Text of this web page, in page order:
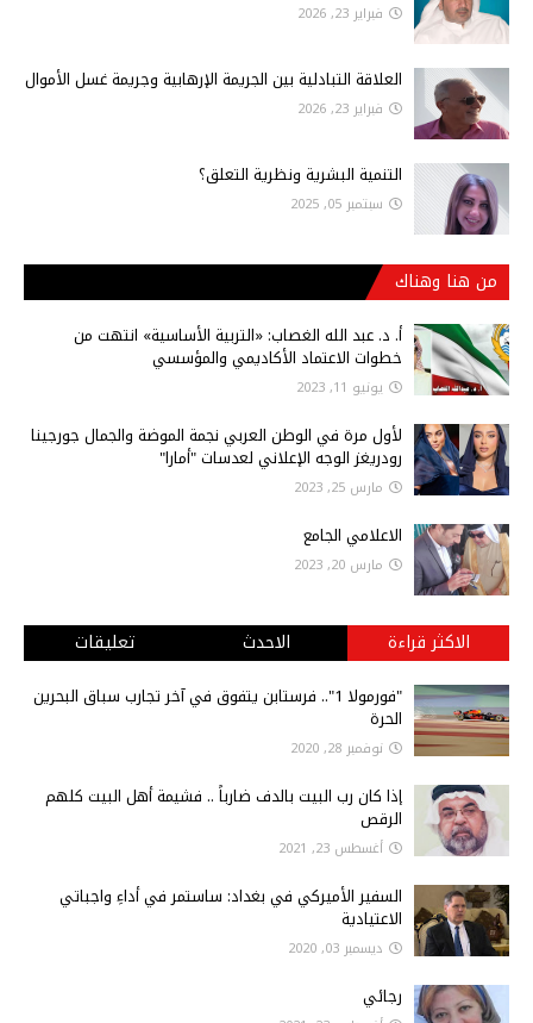
فبراير 23, 2026
العلاقة التبادلية بين الجريمة الإرهابية وجريمة غسل الأموال
فبراير 23, 2026
التنمية البشرية ونظرية التعلق؟
سبتمبر 05, 2025
من هنا وهناك
أ‌. د. عبد الله الغصاب: «التربية الأساسية» انتهت من
خطوات الاعتماد الأكاديمي والمؤسسي
يونيو 11, 2023
لأول مرة في الوطن العربي نجمة الموضة والجمال جورجينا
رودريغز الوجه الإعلاني لعدسات "أمارا"
مارس 25, 2023
الاعلامي الجامع
مارس 20, 2023
الاكثر قراءة الاحدث تعليقات
"فورمولا 1".. فرستابن يتفوق في آخر تجارب سباق البحرين
الحرة
نوفمبر 28, 2020
إذا كان رب البيت بالدف ضارباً .. فشيمة أهل البيت كلهم
الرقص
أغسطس 23, 2021
السفير الأميركي في بغداد: ساستمر في أداءِ واجباتي
الاعتيادية
ديسمبر 03, 2020
رجائي